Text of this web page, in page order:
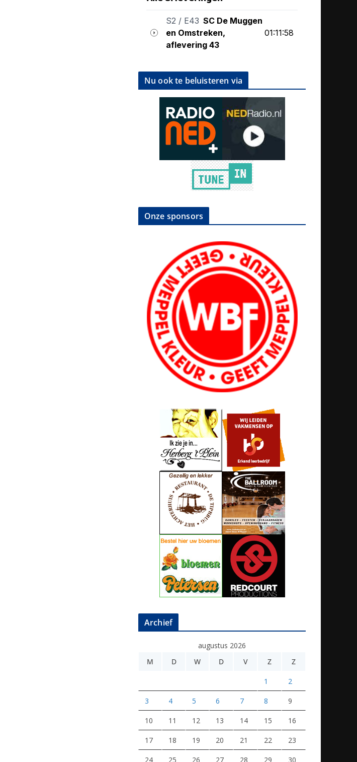
Nu ook te beluisteren via
Onze sponsors
Archief
augustus 2026
M
D W D V Z Z
1 2
3 4 5 6 7 8 9
10 11 12 13 14 15 16
17 18 19 20 21 22 23
24 25 26 27 28 29 30